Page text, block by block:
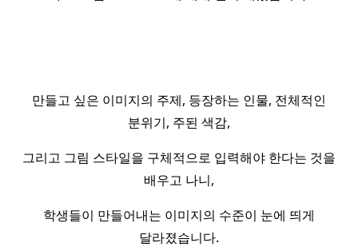
만들고 싶은 이미지의 주제, 등장하는 인물, 전체적인
분위기, 주된 색감,
그리고 그림 스타일을 구체적으로 입력해야 한다는 것을
배우고 나니,
학생들이 만들어내는 이미지의 수준이 눈에 띄게
달라졌습니다.